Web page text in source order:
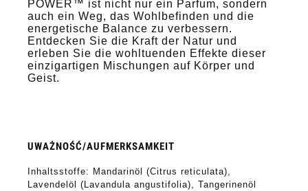
POWER™ ist nicht nur ein Parfum, sondern
auch ein Weg, das Wohlbefinden und die
energetische Balance zu verbessern.
Entdecken Sie die Kraft der Natur und
erleben Sie die wohltuenden Effekte dieser
einzigartigen Mischungen auf Körper und
Geist.
UWAŻNOŚĆ/AUFMERKSAMKEIT
Inhaltsstoffe: Mandarinöl (Citrus reticulata),
Lavendelöl (Lavandula angustifolia), Tangerinenöl